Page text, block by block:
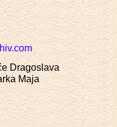
Dragoslava
Maja